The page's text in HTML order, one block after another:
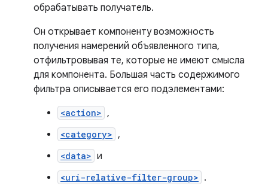
обрабатывать получатель.
Он открывает компоненту возможность
получения намерений объявленного типа,
отфильтровывая те, которые не имеют смысла
для компонента. Большая часть содержимого
фильтра описывается его подэлементами:
<action> ,
<category> ,
<data> и
<uri-relative-filter-group> .